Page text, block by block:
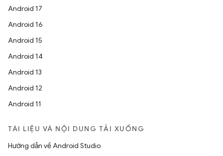
Android 17
Android 16
Android 15
Android 14
Android 13
Android 12
Android 11
TÀI LIỆU VÀ NỘI DUNG TẢI XUỐNG
Hướng dẫn về Android Studio